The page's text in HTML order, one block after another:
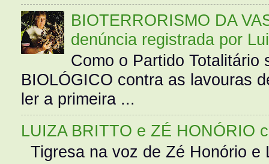
BIOTERRORISMO DA
denúncia registrada por
Como o Partido Totalitário
BIOLÓGICO contra as lavouras
ler a primeira ...
LUIZA BRITTO e ZÉ HONÓRIO
Tigresa na voz de Zé Honório